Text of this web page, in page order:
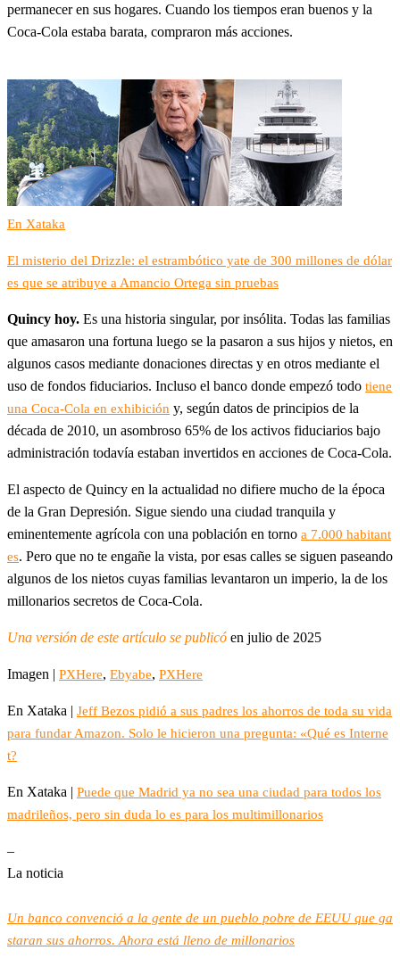
permanecer en sus hogares. Cuando los tiempos eran buenos y la
Coca-Cola estaba barata, compraron más acciones.
En Xataka
El misterio del Drizzle: el estrambótico yate de 300 millones de dólar
es que se atribuye a Amancio Ortega sin pruebas
Quincy hoy. Es una historia singular, por insólita. Todas las familias
que amasaron una fortuna luego se la pasaron a sus hijos y nietos, en
algunos casos mediante donaciones directas y en otros mediante el
uso de fondos fiduciarios. Incluso el banco donde empezó todo tiene
una Coca-Cola en exhibición y, según datos de principios de la
década de 2010, un asombroso 65% de los activos fiduciarios bajo
administración todavía estaban invertidos en acciones de Coca-Cola.
El aspecto de Quincy en la actualidad no difiere mucho de la época
de la Gran Depresión. Sigue siendo una ciudad tranquila y
eminentemente agrícola con una población en torno a 7.000 habitant
es. Pero que no te engañe la vista, por esas calles se siguen paseando
algunos de los nietos cuyas familias levantaron un imperio, la de los
millonarios secretos de Coca-Cola.
Una versión de este artículo se publicó en julio de 2025
Imagen | PXHere, Ebyabe, PXHere
En Xataka | Jeff Bezos pidió a sus padres los ahorros de toda su vida
para fundar Amazon. Solo le hicieron una pregunta: «Qué es Interne
t?
En Xataka | Puede que Madrid ya no sea una ciudad para todos los
madrileños, pero sin duda lo es para los multimillonarios
–
La noticia
Un banco convenció a la gente de un pueblo pobre de EEUU que ga
staran sus ahorros. Ahora está lleno de millonarios